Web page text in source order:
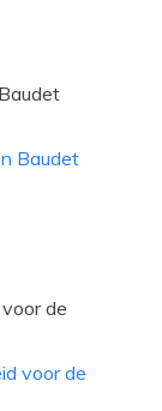
de